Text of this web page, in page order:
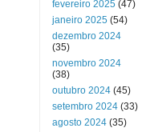
fevereiro 2025 (47)
janeiro 2025 (54)
dezembro 2024
(35)
novembro 2024
(38)
outubro 2024 (45)
setembro 2024 (33)
agosto 2024 (35)